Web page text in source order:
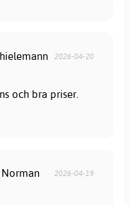
2026-04-20
och bra priser.
2026-04-19